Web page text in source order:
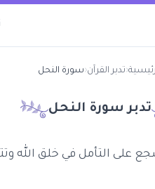
‹تدبر القرآن‹سورة النحل
تدبر سورة النحل
على التأمل في خلق الله